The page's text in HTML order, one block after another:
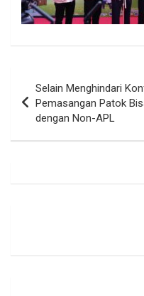
pos
Selain Menghindari
Pemasangan Patok
dengan Non-APL